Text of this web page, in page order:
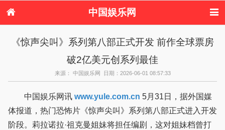
中国娱乐网
电视剧
演唱会 综艺节目
偶像活动
《惊声尖叫》系列第八部正式开发 前作全球票房
破2亿美元创系列最佳
来源： 中国娱乐网 日期：2026-06-01 08:57:33
中国娱乐网讯 www.yule.com.cn
体报道，热门恐怖片《惊声尖叫》系列第八部正式进入开发
阶段。莉拉诺拉·祖克曼姐妹将担任编剧，这对姐妹档曾打